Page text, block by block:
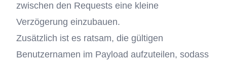
zwischen den Requests eine kleine
Verzögerung einzubauen.
Zusätzlich ist es ratsam, die gültigen
Benutzernamen im Payload aufzuteilen, sodass